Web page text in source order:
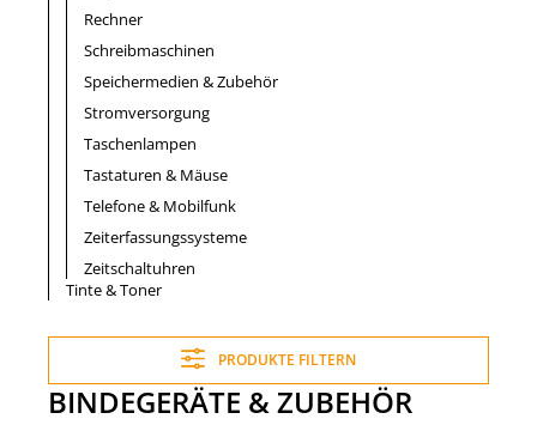
Rechner
Schreibmaschinen
Speichermedien & Zubehör
Stromversorgung
Taschenlampen
Tastaturen & Mäuse
Telefone & Mobilfunk
Zeiterfassungssysteme
Zeitschaltuhren
Tinte & Toner
PRODUKTE FILTERN
BINDEGERÄTE & ZUBEHÖR